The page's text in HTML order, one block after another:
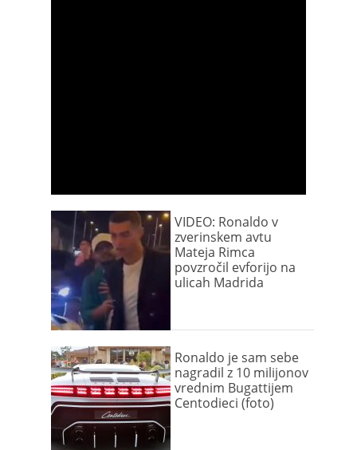
VIDEO: Ronaldo v
zverinskem avtu
Mateja Rimca
povzročil evforijo na
ulicah Madrida
Ronaldo je sam sebe
nagradil z 10 milijonov
vrednim Bugattijem
Centodieci (foto)